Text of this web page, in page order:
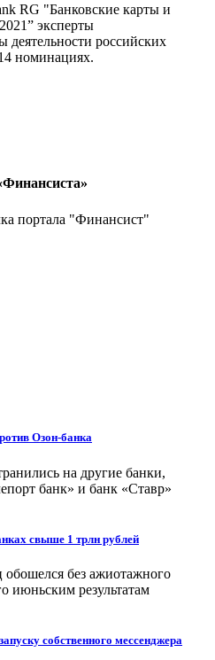
RG "Банковские карты и
эксперты
деятельности российских
номинациях.
портала "Финансист"
Озон-банка
на другие банки,
банк» и банк «Ставр»
свыше 1 трлн рублей
без ажиотажного
июньским результатам
собственного мессенджера